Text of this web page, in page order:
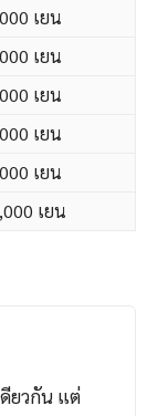
เยน
เยน
เยน
เยน
เยน
เยน
ยวกัน แต่